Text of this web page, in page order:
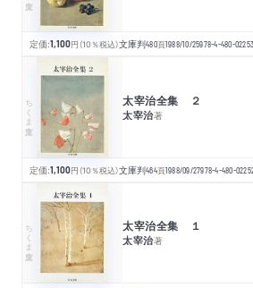
定価:1,100円 （10％税込）文庫判480頁1988/10/25978-4-480-
ちくま文庫 太宰治全集 ２
太宰治著
定価:1,100円 （10％税込）文庫判464頁1988/09/27978-4-480-
ちくま文庫 太宰治全集 １
太宰治著